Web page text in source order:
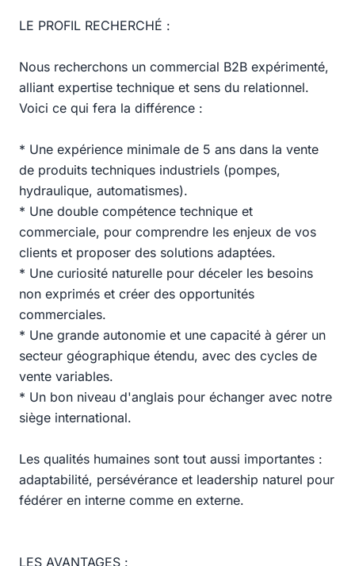
LE PROFIL RECHERCHÉ :
Nous recherchons un commercial B2B expérimenté,
alliant expertise technique et sens du relationnel.
Voici ce qui fera la différence :
* Une expérience minimale de 5 ans dans la vente
de produits techniques industriels (pompes,
hydraulique, automatismes).
* Une double compétence technique et
commerciale, pour comprendre les enjeux de vos
clients et proposer des solutions adaptées.
* Une curiosité naturelle pour déceler les besoins
non exprimés et créer des opportunités
commerciales.
* Une grande autonomie et une capacité à gérer un
secteur géographique étendu, avec des cycles de
vente variables.
* Un bon niveau d'anglais pour échanger avec notre
siège international.
Les qualités humaines sont tout aussi importantes :
adaptabilité, persévérance et leadership naturel pour
fédérer en interne comme en externe.
LES AVANTAGES :